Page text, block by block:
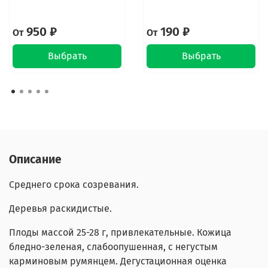
От950 ₽
Выбрать
От190 ₽
Выбрать
Описание
Среднего срока созревания.
Деревья раскидистые.
Плоды массой 25-28 г, привлекательные. Кожица
бледно-зеленая, слабоопушенная, с негустым
карминовым румянцем. Дегустационная оценка